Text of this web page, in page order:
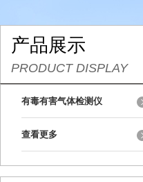
产品展示
PRODUCT DISPLAY
有毒有害气体检测仪
查看更多